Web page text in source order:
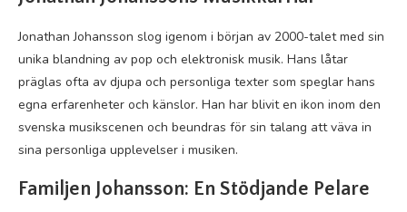
Jonathan Johansson slog igenom i början av 2000-talet med sin
unika blandning av pop och elektronisk musik. Hans låtar
präglas ofta av djupa och personliga texter som speglar hans
egna erfarenheter och känslor. Han har blivit en ikon inom den
svenska musikscenen och beundras för sin talang att väva in
sina personliga upplevelser i musiken.
Familjen Johansson: En Stödjande Pelare